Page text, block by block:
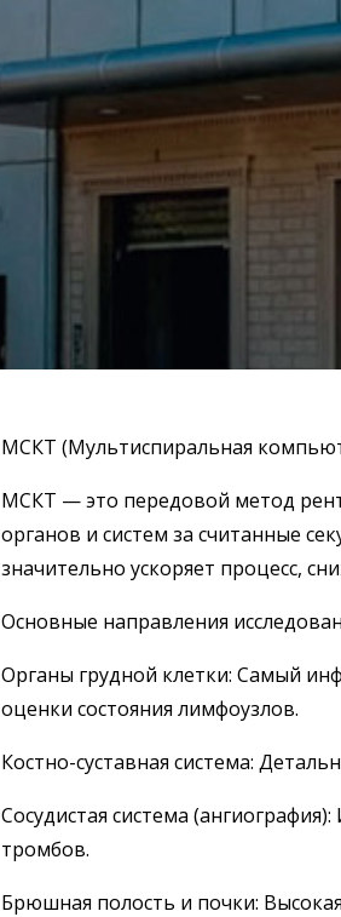
МСКТ (Мультиспиральная
МСКТ — это передовой метод
органов и систем за считанные
значительно ускоряет процесс,
Основные направления
Органы грудной клетки: Самый
оценки состояния лимфоузлов.
Костно-суставная система:
Сосудистая система
тромбов.
Брюшная полость и почки: